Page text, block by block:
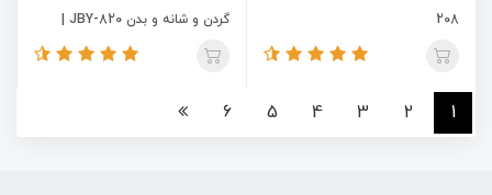
208
ماساژور برقی قابل حمل
1
2
3
4
5
6